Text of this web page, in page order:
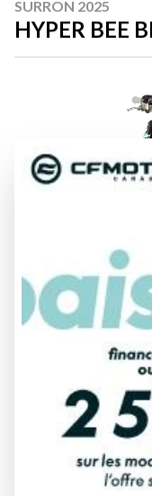
SURRON 2025
HYPER BEE